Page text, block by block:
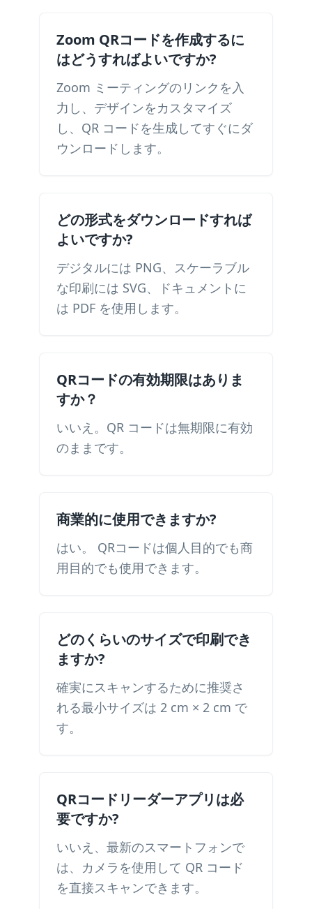
Zoom QRコードを作成するに
はどうすればよいですか?
Zoom ミーティングのリンクを入
力し、デザインをカスタマイズ
し、QR コードを生成してすぐにダ
ウンロードします。
どの形式をダウンロードすれば
よいですか?
デジタルには PNG、スケーラブル
な印刷には SVG、ドキュメントに
は PDF を使用します。
QRコードの有効期限はありま
すか？
いいえ。QR コードは無期限に有効
のままです。
商業的に使用できますか?
はい。 QRコードは個人目的でも商
用目的でも使用できます。
どのくらいのサイズで印刷でき
ますか?
確実にスキャンするために推奨さ
れる最小サイズは 2 cm × 2 cm で
す。
QRコードリーダーアプリは必
要ですか?
いいえ、最新のスマートフォンで
は、カメラを使用して QR コード
を直接スキャンできます。